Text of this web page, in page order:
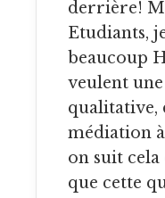
derrière!
Etudiants,
beaucoup
veulent
qualitative,
médiation à
on suit cela
que cette